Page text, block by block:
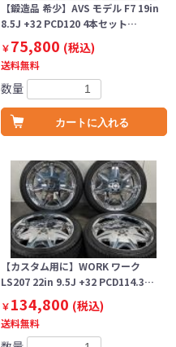
【鍛造品 希少】AVS モデル F7 19in
8.5J +32 PCD120 4本セット…
￥75,800 (税込)
送料無料
数量
カートに入れる
【カスタム用に】WORK ワーク
LS207 22in 9.5J +32 PCD114.3…
￥134,800 (税込)
送料無料